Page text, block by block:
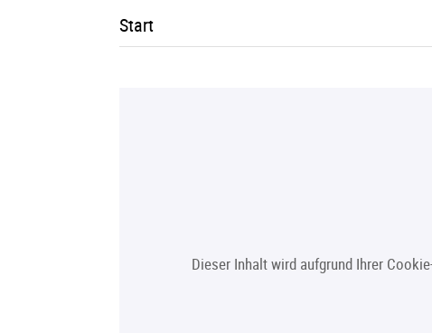
Start
Dieser Inhalt wird aufgrund Ihrer